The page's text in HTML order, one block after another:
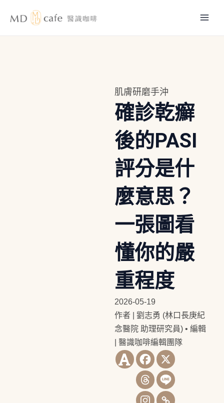
肌膚研磨手沖
確診乾癬
後的PASI
評分是什
麼意思？
一張圖看
懂你的嚴
重程度
2026-05-19
作者 | 劉志勇 (林口長庚紀
念醫院 助理研究員)• 編輯
| 醫識咖啡編輯團隊